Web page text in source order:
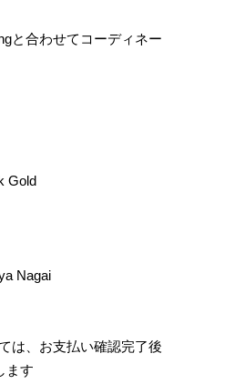
と合わせてコーディネー
Gold
Nagai
は、お支払い確認完了後
ます